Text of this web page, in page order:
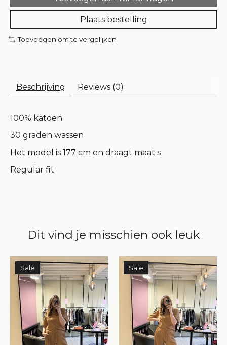
Plaats bestelling
Toevoegen om te vergelijken
Beschrijving Reviews (0)
100% katoen
30 graden wassen
Het model is 177 cm en draagt maat s
Regular fit
Dit vind je misschien ook leuk
Items van productcarrousel
Sale Sale